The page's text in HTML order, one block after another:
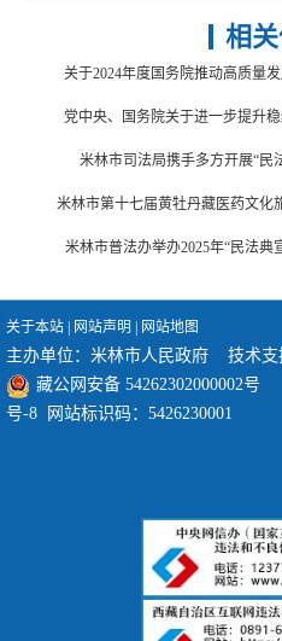
相
关于2024年度国务院推动高质量
党中央、国务院关于进一步提升
米林市司法局携手多方开展“民
米林市第十七届黄牡丹藏医药文化
米林市普法办举办2025年“民法
关于本站 | 网站声明 | 网站地图
主办单位：米林市人民政府 技术支
藏公网安备 54262302000002号
号-8 网站标识码：5426230001